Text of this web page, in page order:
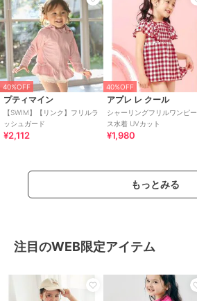
40%OFF
プティマイン
【SWIM】【リンク】フリルラ
ッシュガード
¥2,112
40%OFF
アプレ レ クール
シャーリングフリルワンピー
ス水着 UVカット
¥1,980
もっとみる
注目のWEB限定アイテム